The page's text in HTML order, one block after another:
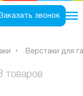
звонок
Верстаки для
товаров